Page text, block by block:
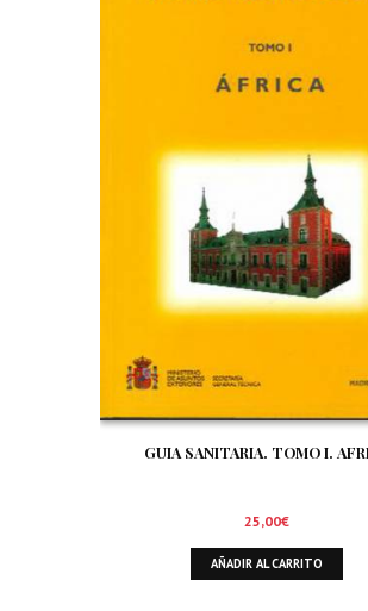
GUIA SANITARIA. TOMO I.
25,00€
AÑADIR AL CARRITO